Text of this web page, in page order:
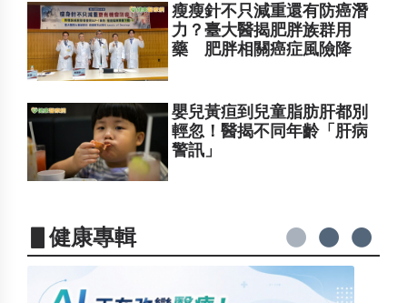
瘦瘦針不只減重還有防癌潛
力？臺大醫揭肥胖族群用
藥 肥胖相關癌症風險降
嬰兒黃疸到兒童脂肪肝都別
輕忽！醫揭不同年齡「肝病
警訊」
▋健康專輯